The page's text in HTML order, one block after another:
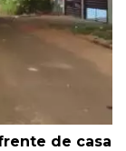
de casa